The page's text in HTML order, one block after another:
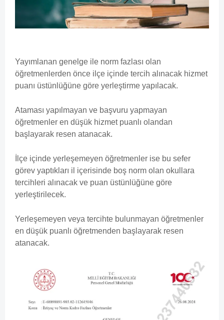
Yayımlanan genelge ile norm fazlası olan
öğretmenlerden önce ilçe içinde tercih alınacak hizmet
puanı üstünlüğüne göre yerleştirme yapılacak.
Ataması yapılmayan ve başvuru yapmayan
öğretmenler en düşük hizmet puanlı olandan
başlayarak resen atanacak.
İlçe içinde yerleşemeyen öğretmenler ise bu sefer
görev yaptıkları il içerisinde boş norm olan okullara
tercihleri alınacak ve puan üstünlüğüne göre
yerleştirilecek.
Yerleşemeyen veya tercihte bulunmayan öğretmenler
en düşük puanlı öğretmenden başlayarak resen
atanacak.